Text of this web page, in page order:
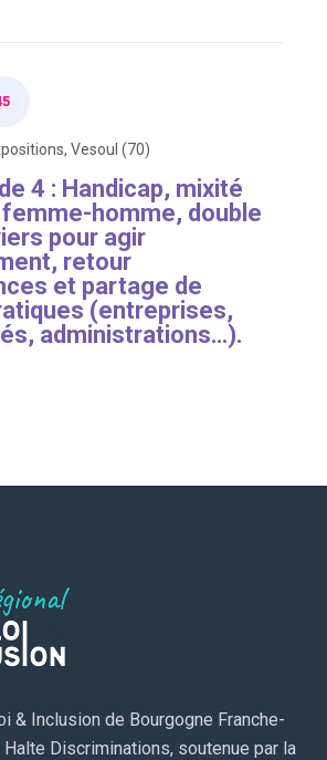
Vesoul (70)
4 : Handicap, mixité
homme, double
pour agir
retour
et partage de
(entreprises,
administrations…).
& Inclusion de Bourgogne Franche-
Discriminations, soutenue par la